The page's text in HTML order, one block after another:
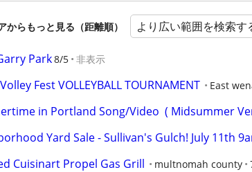
からもっと見る（距離順） より広い範囲を検索す
Park8/5 非表示
Fest VOLLEYBALL TOURNAMENT East
in Portland Song/Video  ( Midsummer
Yard Sale - Sullivan's Gulch! July 11th
Cuisinart Propel Gas Grill multnomah county